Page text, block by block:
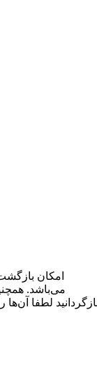
امکان
می‌باشد.